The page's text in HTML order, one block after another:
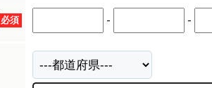
必須 - -